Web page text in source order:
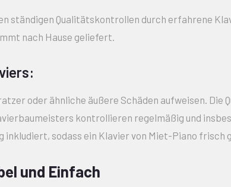
ständigen Qualitätskontrollen durch erfahrene
nach Hause geliefert.
oder ähnliche äußere Schäden aufweisen. Die
kontrollieren regelmäßig und
sodass ein Klavier von Miet-Piano frisch
und Einfach